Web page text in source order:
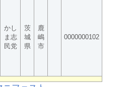
かし
ま志
民党
茨
城
県
鹿
嶋
市
0000000102